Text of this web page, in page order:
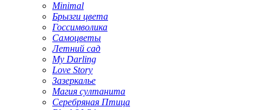
Minimal
Брызги цвета
Госсимволика
Самоцветы
Летний сад
My Darling
Love Story
Зазеркалье
Магия султанита
Серебряная Птица